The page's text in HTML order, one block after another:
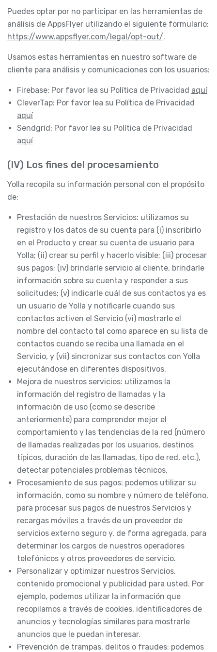
Puedes optar por no participar en las herramientas de
análisis de AppsFlyer utilizando el siguiente formulario:
https://www.appsflyer.com/legal/opt-out/.
Usamos estas herramientas en nuestro software de
cliente para análisis y comunicaciones con los usuarios:
Firebase: Por favor lea su Política de Privacidad aquí
CleverTap: Por favor lea su Política de Privacidad
aquí
Sendgrid: Por favor lea su Política de Privacidad
aquí
(IV) Los fines del procesamiento
Yolla recopila su información personal con el propósito
de:
Prestación de nuestros Servicios: utilizamos su
registro y los datos de su cuenta para (i) inscribirlo
en el Producto y crear su cuenta de usuario para
Yolla; (ii) crear su perfil y hacerlo visible; (iii) procesar
sus pagos; (iv) brindarle servicio al cliente, brindarle
información sobre su cuenta y responder a sus
solicitudes; (v) indicarle cuál de sus contactos ya es
un usuario de Yolla y notificarle cuando sus
contactos activen el Servicio (vi) mostrarle el
nombre del contacto tal como aparece en su lista de
contactos cuando se reciba una llamada en el
Servicio, y (vii) sincronizar sus contactos con Yolla
ejecutándose en diferentes dispositivos.
Mejora de nuestros servicios: utilizamos la
información del registro de llamadas y la
información de uso (como se describe
anteriormente) para comprender mejor el
comportamiento y las tendencias de la red (número
de llamadas realizadas por los usuarios, destinos
típicos, duración de las llamadas, tipo de red, etc.),
detectar potenciales problemas técnicos.
Procesamiento de sus pagos: podemos utilizar su
información, como su nombre y número de teléfono,
para procesar sus pagos de nuestros Servicios y
recargas móviles a través de un proveedor de
servicios externo seguro y, de forma agregada, para
determinar los cargos de nuestros operadores
telefónicos y otros proveedores de servicio.
Personalizar y optimizar nuestros Servicios,
contenido promocional y publicidad para usted. Por
ejemplo, podemos utilizar la información que
recopilamos a través de cookies, identificadores de
anuncios y tecnologías similares para mostrarle
anuncios que le puedan interesar.
Prevención de trampas, delitos o fraudes: podemos